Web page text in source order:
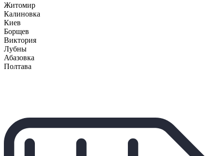
Житомир
Калиновка
Киев
Борщев
Виктория
Лубны
Абазовка
Полтава